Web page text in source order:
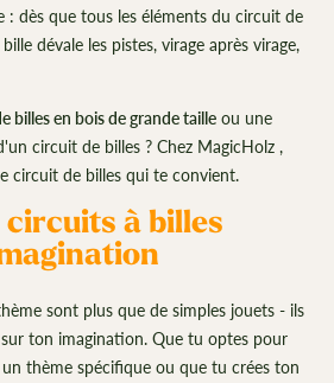
: dès que tous les éléments du circuit de
dévale les pistes, virage après virage,
billes en bois de grande taille ou une
circuit de billes ? Chez MagicHolz ,
circuit de billes qui te convient.
circuits à billes
sont plus que de simples jouets - ils
ton imagination. Que tu optes pour
thème spécifique ou que tu crées ton